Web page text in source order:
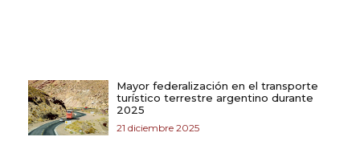
Mayor federalización en el transporte
turístico terrestre argentino durante
2025
21 diciembre 2025